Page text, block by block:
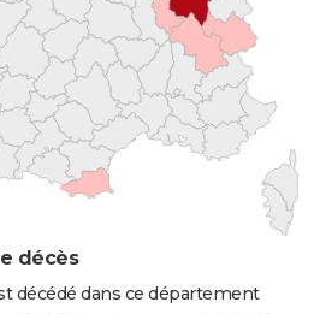
décès
décédé dans ce département